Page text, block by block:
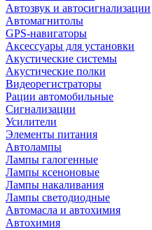
Автозвук и автосигнализации
Автомагнитолы
GPS-навигаторы
Аксессуары для установки
Акустические системы
Акустические полки
Видеорегистраторы
Рации автомобильные
Сигнализации
Усилители
Элементы питания
Автолампы
Лампы галогенные
Лампы ксеноновые
Лампы накаливания
Лампы светодиодные
Автомасла и автохимия
Автохимия